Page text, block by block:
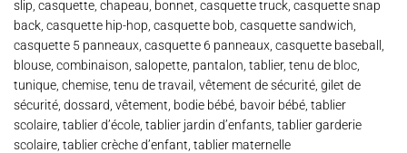
slip, casquette, chapeau, bonnet, casquette truck, casquette snap
back, casquette hip-hop, casquette bob, casquette sandwich,
casquette 5 panneaux, casquette 6 panneaux, casquette baseball,
blouse, combinaison, salopette, pantalon, tablier, tenu de bloc,
tunique, chemise, tenu de travail, vêtement de sécurité, gilet de
sécurité, dossard, vêtement, bodie bébé, bavoir bébé, tablier
scolaire, tablier d’école, tablier jardin d’enfants, tablier garderie
scolaire, tablier crèche d’enfant, tablier maternelle